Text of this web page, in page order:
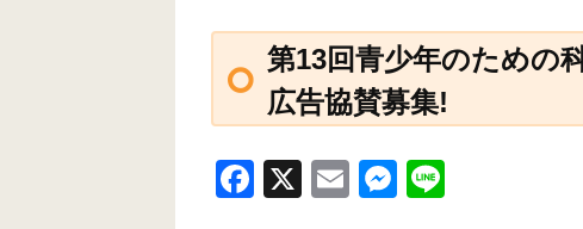
第13回青少年のための
広告協賛募集!
F
X
E
M